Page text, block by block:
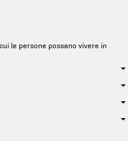
le persone possano vivere in